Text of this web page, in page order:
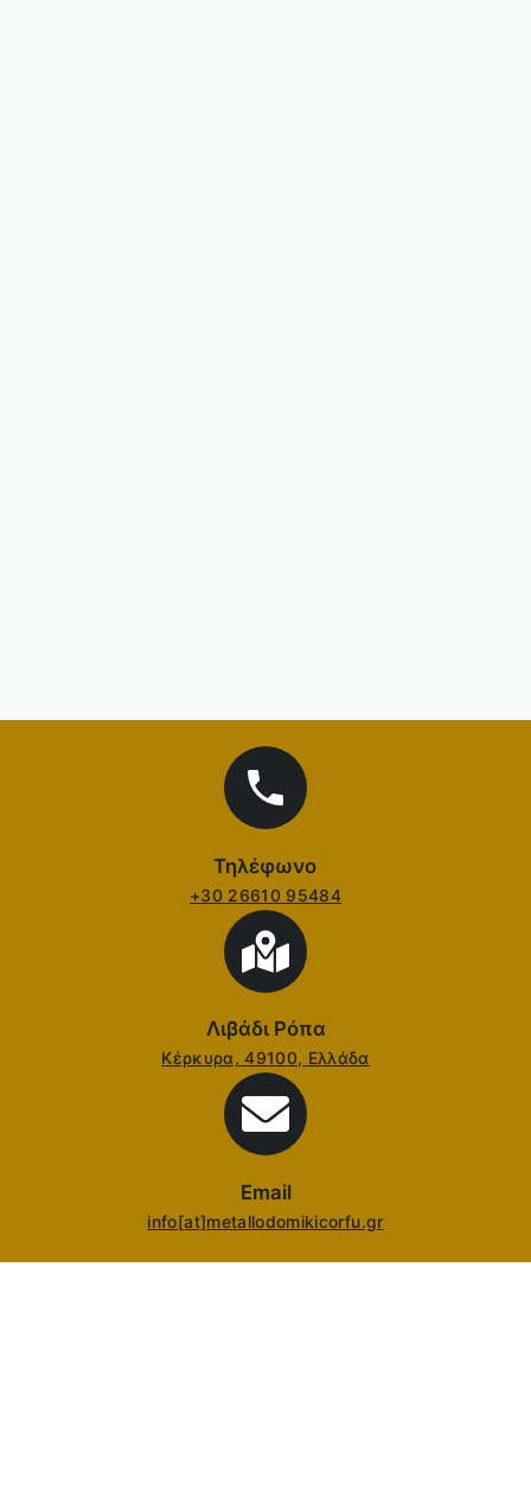
Τηλέφωνο
+30 26610 95484
Λιβάδι Ρόπα
Κέρκυρα, 49100, Ελλάδα
Email
info[at]metallodomikicorfu.gr